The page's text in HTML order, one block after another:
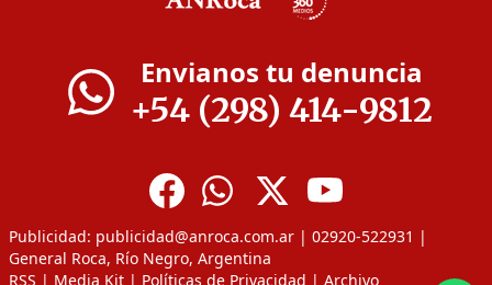
Envianos tu denuncia
+54 (298) 414-9812
Publicidad: publicidad@anroca.com.ar | 02920-522931 |
General Roca, Río Negro, Argentina
RSS | Media Kit | Políticas de Privacidad | Archivo